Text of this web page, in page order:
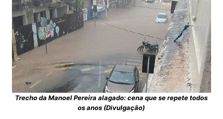
Trecho da Manoel Pereira alagado: cena que se repete todos
os anos (Divulgação)